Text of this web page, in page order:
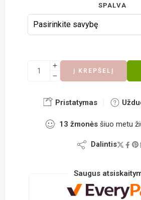
SPALVA
Į KREPŠELĮ
Pristatymas
13 žmonės šiuo metu
Dalintis
Saugus